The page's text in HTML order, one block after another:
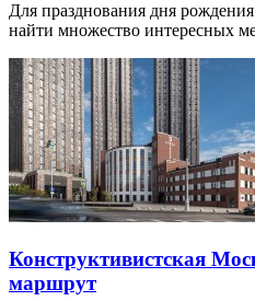
Для празднования дня
найти множество интересных
Конструктивистская
маршрут